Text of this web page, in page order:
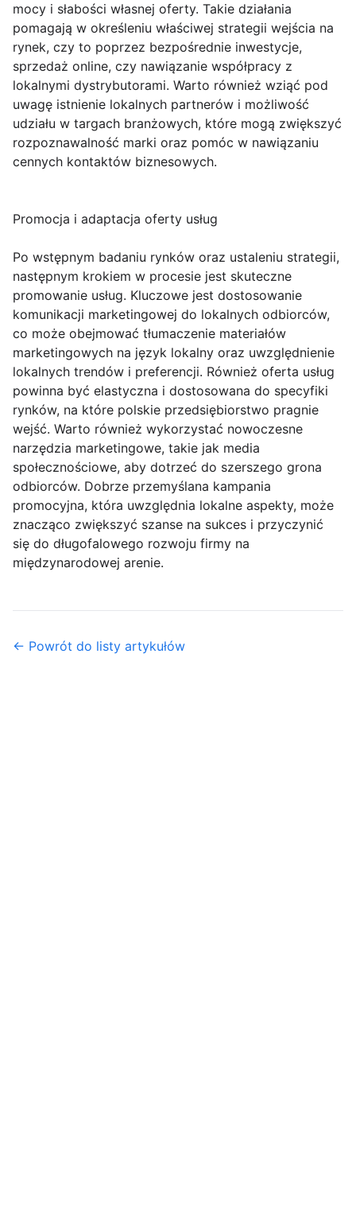
mocy i słabości własnej oferty. Takie działania
pomagają w określeniu właściwej strategii wejścia na
rynek, czy to poprzez bezpośrednie inwestycje,
sprzedaż online, czy nawiązanie współpracy z
lokalnymi dystrybutorami. Warto również wziąć pod
uwagę istnienie lokalnych partnerów i możliwość
udziału w targach branżowych, które mogą zwiększyć
rozpoznawalność marki oraz pomóc w nawiązaniu
cennych kontaktów biznesowych.
Promocja i adaptacja oferty usług
Po wstępnym badaniu rynków oraz ustaleniu strategii,
następnym krokiem w procesie jest skuteczne
promowanie usług. Kluczowe jest dostosowanie
komunikacji marketingowej do lokalnych odbiorców,
co może obejmować tłumaczenie materiałów
marketingowych na język lokalny oraz uwzględnienie
lokalnych trendów i preferencji. Również oferta usług
powinna być elastyczna i dostosowana do specyfiki
rynków, na które polskie przedsiębiorstwo pragnie
wejść. Warto również wykorzystać nowoczesne
narzędzia marketingowe, takie jak media
społecznościowe, aby dotrzeć do szerszego grona
odbiorców. Dobrze przemyślana kampania
promocyjna, która uwzględnia lokalne aspekty, może
znacząco zwiększyć szanse na sukces i przyczynić
się do długofalowego rozwoju firmy na
międzynarodowej arenie.
← Powrót do listy artykułów